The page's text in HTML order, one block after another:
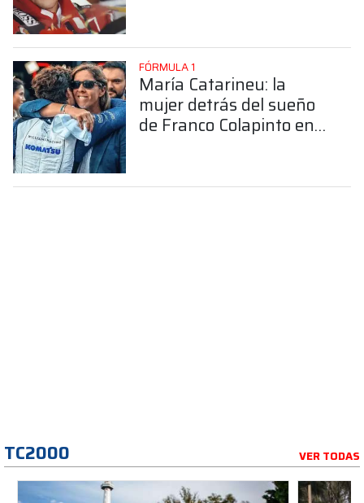
FÓRMULA 1
María Catarineu: la
mujer detrás del sueño
de Franco Colapinto en
TC2000 VER TODAS